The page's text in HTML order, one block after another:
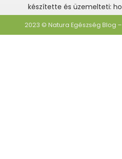
készítette és üzemelteti:
2023 © Natura Egészség Blog